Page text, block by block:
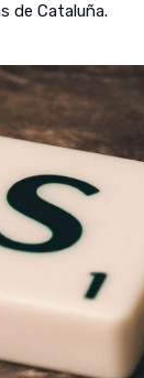
de Cataluña.